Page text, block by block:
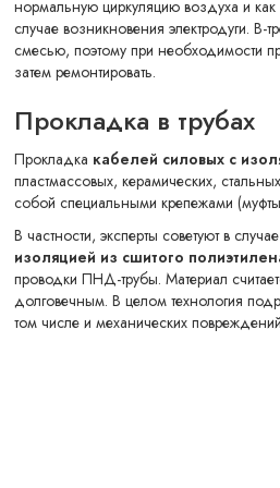
нормальную циркуляцию воздуха и как
случае возникновения электродуги. В-
смесью, поэтому при необходимости
затем ремонтировать.
Прокладка в трубах
Прокладка кабелей силовых с
пластмассовых, керамических,
собой специальными крепежами
В частности, эксперты советуют в
изоляцией из сшитого
проводки ПНД-трубы. Материал
долговечным. В целом технология
том числе и механических